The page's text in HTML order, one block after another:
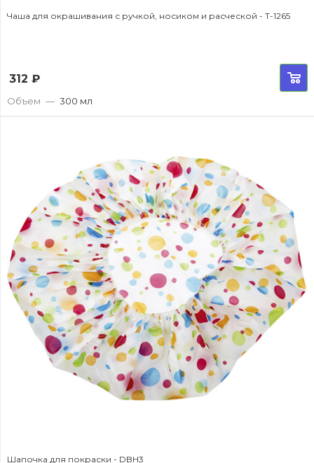
Чаша для окрашивания с ручкой, носиком и расческой - T-1265
312 ₽
Объем — 300 мл
Шапочка для покраски - DBH3